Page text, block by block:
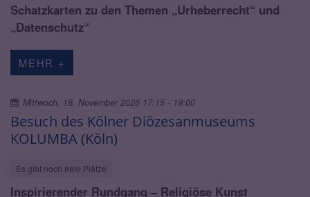
Schatzkarten zu den Themen „Urheberrecht“ und
„Datenschutz“
MEHR +
Besuch des Kölner Diözesanmuseums
KOLUMBA (Köln)
Es gibt noch freie Plätze
Mittwoch, 18. November 2026 17:15 - 19:00
Inspirierender Rundgang – Religiöse Kunst